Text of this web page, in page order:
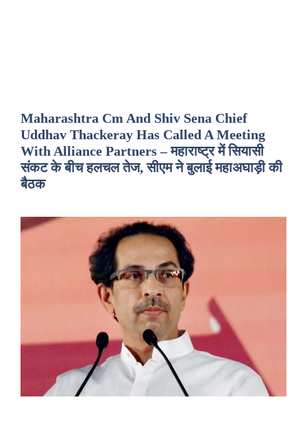
Maharashtra Cm And Shiv Sena Chief
Uddhav Thackeray Has Called A Meeting
With Alliance Partners – महाराष्ट्र में सियासी
संकट के बीच हलचल तेज, सीएम ने बुलाई महाअघाड़ी की
बैठक